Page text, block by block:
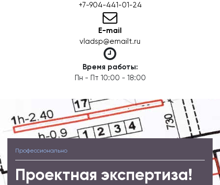
+7-904-441-01-24
E-mail
vladsp@emailt.ru
Время работы:
Пн - Пт 10:00 - 18:00
Профессионально
Проектная экспертиза!